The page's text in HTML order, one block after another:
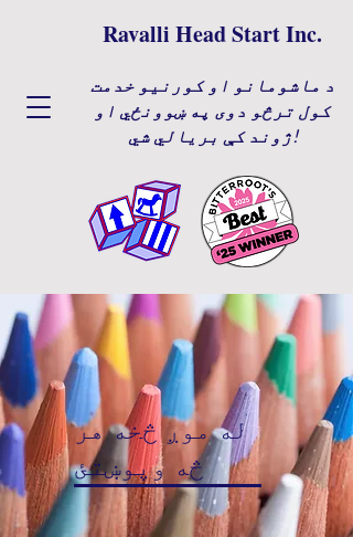
Ravalli Head Start Inc.
د ماشومانو او کورنیو خدمت
کول ترڅو دوی په ښوونځي او
ژوند کې بریالي شي!
له موږ څخه هر
څه وپوښتئ